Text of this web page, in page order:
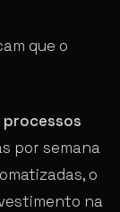
que o
por semana
o
na